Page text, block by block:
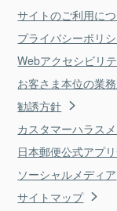
サイトのご利用に
プライバシーポリ
Webアクセシビリ
お客さま本位の業
勧誘方針
カスタマーハラス
日本郵便公式アプ
ソーシャルメディア
サイトマップ